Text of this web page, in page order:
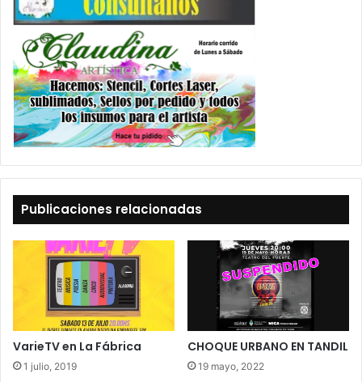
Publicaciones relacionadas
VarieTV en La Fábrica
1 julio, 2019
CHOQUE URBANO EN TANDIL
19 mayo, 2022